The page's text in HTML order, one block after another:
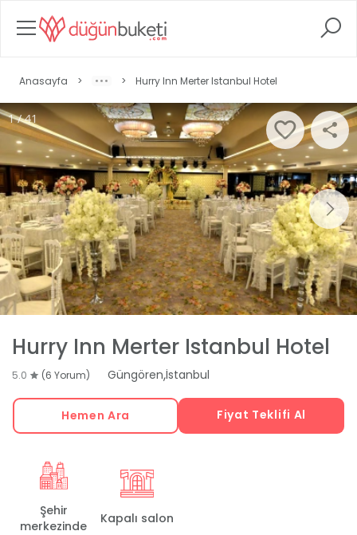
Anasayfa > > Hurry Inn Merter Istanbul Hotel
1 / 41
Hurry Inn Merter Istanbul Hotel
5.0 (6 Yorum) Güngören,İstanbul
Hemen Ara Fiyat Teklifi Al
Şehir
merkezinde
Kapalı salon